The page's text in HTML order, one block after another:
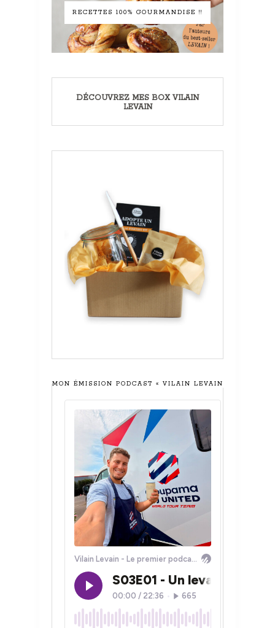
RECETTES 100% GOURMANDISE !!
DÉCOUVREZ MES BOX VILAIN
LEVAIN
MON ÉMISSION PODCAST « VILAIN LEVAIN »